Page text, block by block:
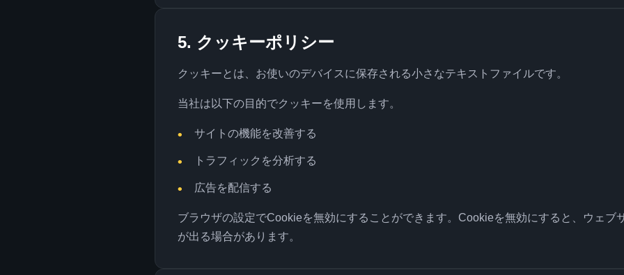
5. クッキーポリシー
クッキーとは、お使いのデバイスに保存される小さなテキストファイルです。
当社は以下の目的でクッキーを使用します。
サイトの機能を改善する
トラフィックを分析する
広告を配信する
ブラウザの設定でCookieを無効にすることができます。Cookieを無効にすると、ウェブ
が出る場合があります。